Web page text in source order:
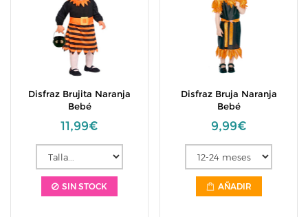
Disfraz Brujita Naranja
Bebé
11,99€
SIN STOCK
Disfraz Bruja Naranja
Bebé
9,99€
AÑADIR